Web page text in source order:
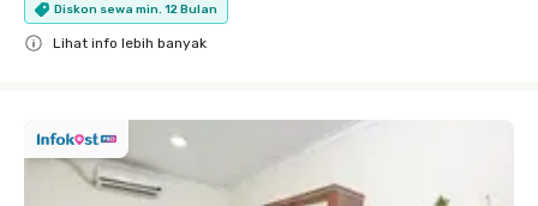
Diskon sewa min. 12 Bulan
Lihat info lebih banyak